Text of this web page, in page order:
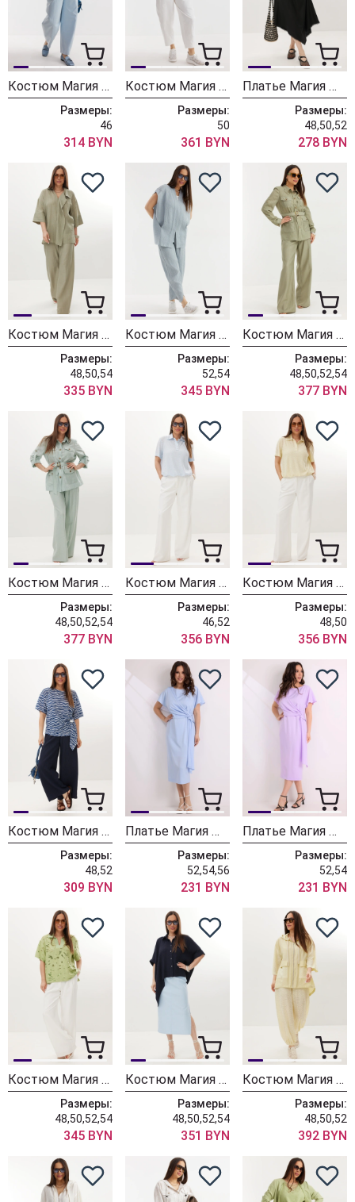
Костюм Магия Моды 2735 белый + голубой
Размеры:
46
314 BYN
Костюм Магия Моды 2723 розовый + белый
Размеры:
50
361 BYN
Платье Магия Моды 2733 черный
Размеры:
48,50,52
278 BYN
Костюм Магия Моды 2725 оливковый
Размеры:
48,50,54
335 BYN
Костюм Магия Моды 2714 голубой
Размеры:
52,54
345 BYN
Костюм Магия Моды 2721 оливковый
Размеры:
48,50,52,54
377 BYN
Костюм Магия Моды 2721 светло-бирюзовый
Размеры:
48,50,52,54
377 BYN
Костюм Магия Моды 2727 голубой
Размеры:
46,52
356 BYN
Костюм Магия Моды 2727 желтый
Размеры:
48,50
356 BYN
Костюм Магия Моды 2734 синий
Размеры:
48,52
309 BYN
Платье Магия Моды 2452 голубой
Размеры:
52,54,56
231 BYN
Платье Магия Моды 2452 лаванда
Размеры:
52,54
231 BYN
Костюм Магия Моды 2729
Размеры:
48,50,52,54
345 BYN
Костюм Магия Моды 2715
Размеры:
48,50,52,54
351 BYN
Костюм Магия Моды 2722 желтый
Размеры:
48,50,52
392 BYN